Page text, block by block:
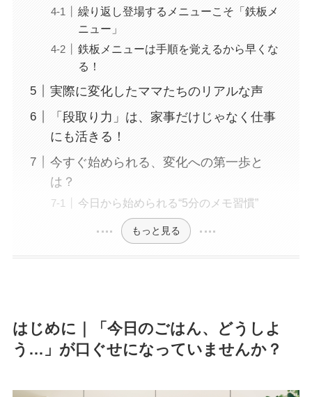
繰り返し登場するメニューこそ「鉄板メ
ニュー」
鉄板メニューは手順を覚えるから早くな
る！
実際に変化したママたちのリアルな声
「段取り力」は、家事だけじゃなく仕事
にも活きる！
今すぐ始められる、変化への第一歩と
は？
今日から始められる“5分のメモ習慣”
もっと見る
はじめに｜「今日のごはん、どうしよ
う…」が口ぐせになっていませんか？